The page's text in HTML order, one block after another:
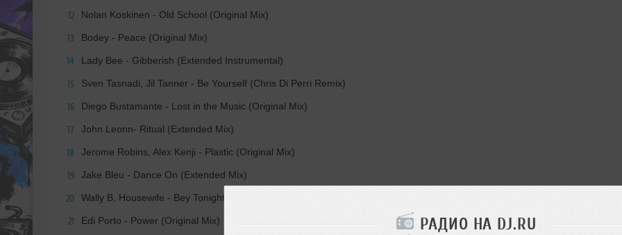
РАДИО НА DJ.RU
12 Nolan Koskinen - Old School (Original Mix)
13 Bodey - Peace (Original Mix)
14 Lady Bee - Gibberish (Extended Instrumental)
15 Sven Tasnadi, Jil Tanner - Be Yourself (Chris Di Perri Remix)
16 Diego Bustamante - Lost in the Music (Original Mix)
17 John Leonn- Ritual (Extended Mix)
18 Jerome Robins, Alex Kenji - Plastic (Original Mix)
19 Jake Bleu - Dance On (Extended Mix)
20 Wally B, Housewife - Bey Tonight (Original Mix)
21 Edi Porto - Power (Original Mix)